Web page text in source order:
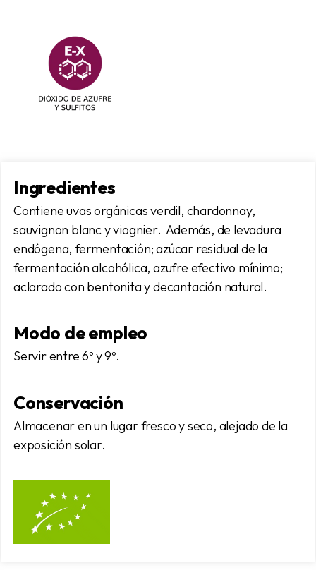
Ingredientes
Contiene uvas orgánicas verdil, chardonnay,
sauvignon blanc y viognier. Además, de levadura
endógena, fermentación; azúcar residual de la
fermentación alcohólica, azufre efectivo mínimo;
aclarado con bentonita y decantación natural.
Modo de empleo
Servir entre 6º y 9º.
Conservación
Almacenar en un lugar fresco y seco, alejado de la
exposición solar.